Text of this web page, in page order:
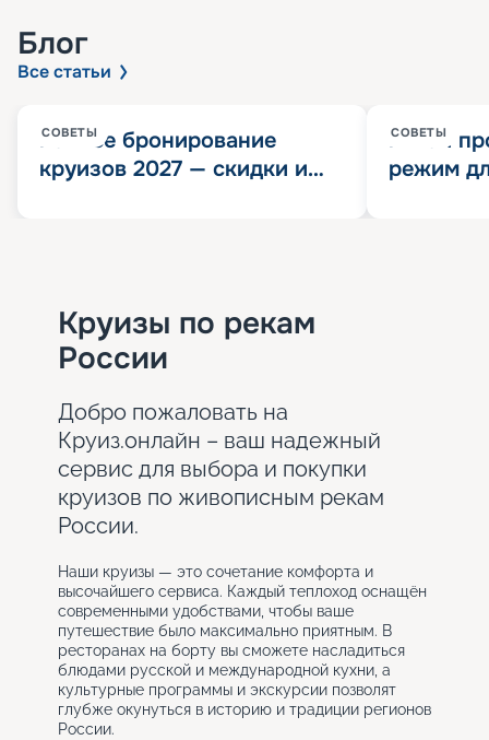
Блог
Все статьи
СОВЕТЫ
Раннее бронирование
круизов 2027 — скидки и
СОВЕТЫ
Китай
режим
Круизы по рекам
России
Добро пожаловать на
Круиз.онлайн – ваш надежный
сервис для выбора и покупки
круизов по живописным рекам
России.
Наши круизы — это сочетание комфорта и
высочайшего сервиса. Каждый теплоход оснащён
современными удобствами, чтобы ваше
путешествие было максимально приятным. В
ресторанах на борту вы сможете насладиться
блюдами русской и международной кухни, а
культурные программы и экскурсии позволят
глубже окунуться в историю и традиции регионов
России.